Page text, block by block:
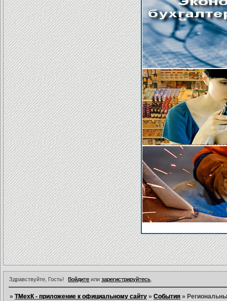
Здравствуйте, Гость! Войдите илизарегистрируйтесь
»ТМехК - приложение к официальному сайту »События »